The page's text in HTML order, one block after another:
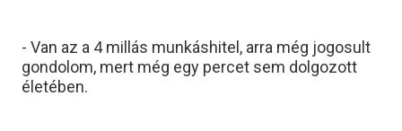
- Van az a 4 millás munkáshitel, arra még jogosult
gondolom, mert még egy percet sem dolgozott
életében.